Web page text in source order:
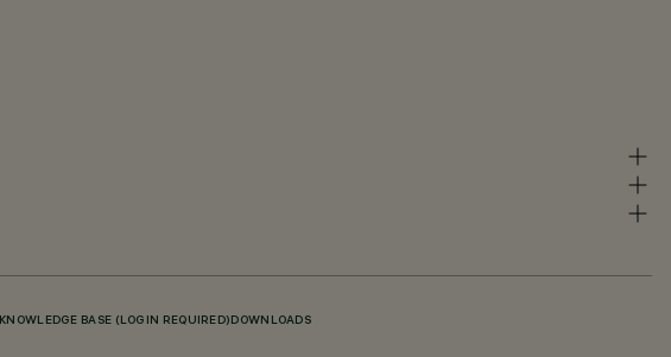
KNOWLEDGE BASE (LOGIN REQUIRED) DOWNLOADS